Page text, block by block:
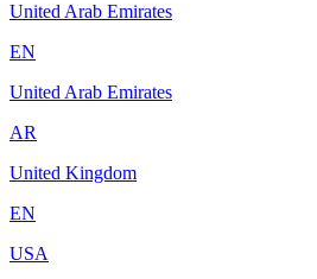
United Arab Emirates
EN
United Arab Emirates
AR
United Kingdom
EN
USA